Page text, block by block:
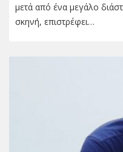
μετά από ένα μεγάλο
σκηνή, επιστρέφει…